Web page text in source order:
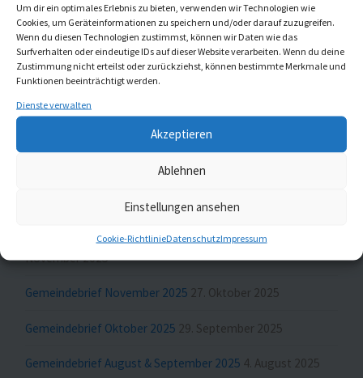
Um dir ein optimales Erlebnis zu bieten, verwenden wir Technologien wie
Cookies, um Geräteinformationen zu speichern und/oder darauf zuzugreifen.
Wenn du diesen Technologien zustimmst, können wir Daten wie das
Surfverhalten oder eindeutige IDs auf dieser Website verarbeiten. Wenn du deine
Zustimmung nicht erteilst oder zurückziehst, können bestimmte Merkmale und
Funktionen beeinträchtigt werden.
Dienste verwalten
Akzeptieren
Ablehnen
Einstellungen ansehen
Cookie-RichtlinieDatenschutzImpressum
Kinder- und Jugendchöre(5)
Konzerte (5)
MELDUNGEN AUS ST. JOHANNIS UND ST.
Gemeindebrief Februar und März 202623. Januar 2026
Gemeindebrief Dezember 2025 und Januar 2026
November 2025
Gemeindebrief November 2025 27. Oktober 2025
Gemeindebrief Oktober 2025 29. September 2025
Gemeindebrief August & September 2025 4. August 2025